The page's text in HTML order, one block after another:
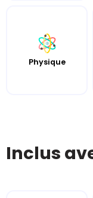
Physique
Inclus